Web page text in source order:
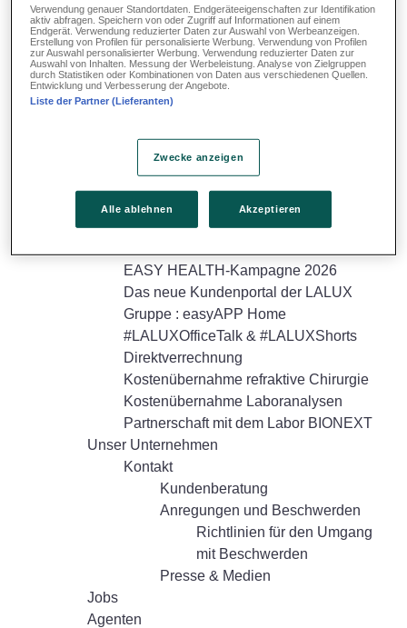
Agenten
Kontakte
Info & Tools
Formulare
Dokumente
Broschüren
Sonstiges
FAQ
EASY HEALTH-Kampagne 2026
Das neue Kundenportal der LALUX
Gruppe : easyAPP Home
#LALUXOfficeTalk & #LALUXShorts
Direktverrechnung
Kostenübernahme refraktive Chirurgie
Kostenübernahme Laboranalysen
Partnerschaft mit dem Labor BIONEXT
Unser Unternehmen
Kontakt
Kundenberatung
Anregungen und Beschwerden
Richtlinien für den Umgang
mit Beschwerden
Presse & Medien
Jobs
Agenten
Verwendung genauer Standortdaten. Endgeräteeigenschaften zur Identifikation
aktiv abfragen. Speichern von oder Zugriff auf Informationen auf einem
Endgerät. Verwendung reduzierter Daten zur Auswahl von Werbeanzeigen.
Erstellung von Profilen für personalisierte Werbung. Verwendung von Profilen
zur Auswahl personalisierter Werbung. Verwendung reduzierter Daten zur
Auswahl von Inhalten. Messung der Werbeleistung. Analyse von Zielgruppen
durch Statistiken oder Kombinationen von Daten aus verschiedenen Quellen.
Entwicklung und Verbesserung der Angebote.
Liste der Partner (Lieferanten)
Zwecke anzeigen
Alle ablehnen Akzeptieren